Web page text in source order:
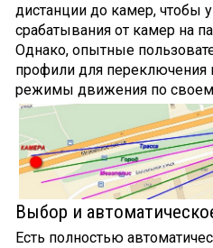
дистанции до камер,
срабатывания от камер на
Однако, опытные
профили для переключения
режимы движения по
Выбор и
Есть полностью